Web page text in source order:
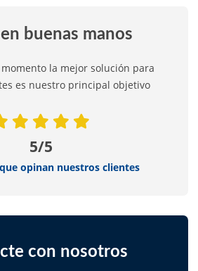
en buenas manos
la mejor solución para
es nuestro principal objetivo
5/5
opinan nuestros clientes
con nosotros